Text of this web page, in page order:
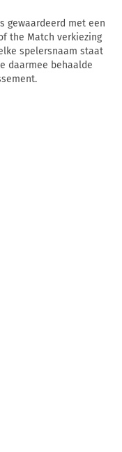
gewaardeerd met een
the Match verkiezing
spelersnaam staat
daarmee behaalde